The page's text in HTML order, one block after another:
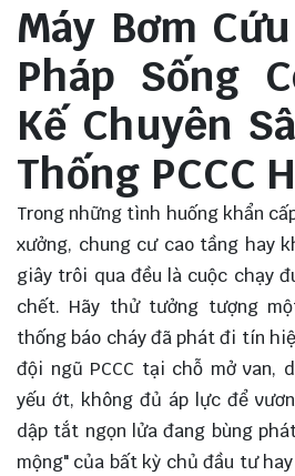
Máy Bơm
Pháp Sống
Kế Chuyên
Thống PCCC
Trong những tình huống khẩn
xưởng, chung cư cao tầng hay
giây trôi qua đều là cuộc chạy
chết. Hãy thử tưởng tượng
thống báo cháy đã phát đi tín
đội ngũ PCCC tại chỗ mở van,
yếu ớt, không đủ áp lực để
dập tắt ngọn lửa đang bùng
mộng" của bất kỳ chủ đầu tư